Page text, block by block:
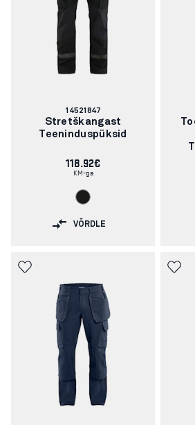
Artikli
number:
14521847
Stretškangast
Teeninduspüksid
118.92€
KM-ga
VÕRDLE